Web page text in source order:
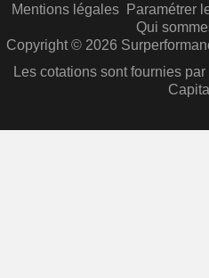
Mentions légales Paramétrer
Qui
Copyright © 2026
Les cotations sont fournies